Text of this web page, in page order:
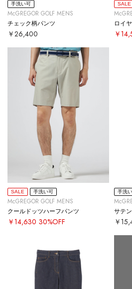
手洗い可
McGREGOR GOLF MENS
チェック柄パンツ
￥26,400
SALE
ロイ
￥
SALE 手洗い可
McGREGOR GOLF MENS
クールドッツハーフパンツ
￥14,630 30%OFF
手洗
￥